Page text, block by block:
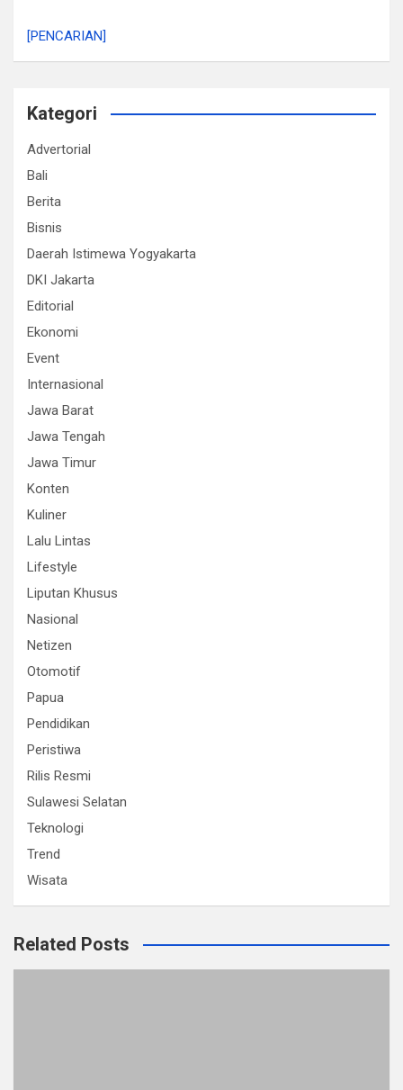
[PENCARIAN]
Kategori
Advertorial
Bali
Berita
Bisnis
Daerah Istimewa Yogyakarta
DKI Jakarta
Editorial
Ekonomi
Event
Internasional
Jawa Barat
Jawa Tengah
Jawa Timur
Konten
Kuliner
Lalu Lintas
Lifestyle
Liputan Khusus
Nasional
Netizen
Otomotif
Papua
Pendidikan
Peristiwa
Rilis Resmi
Sulawesi Selatan
Teknologi
Trend
Wisata
Related Posts